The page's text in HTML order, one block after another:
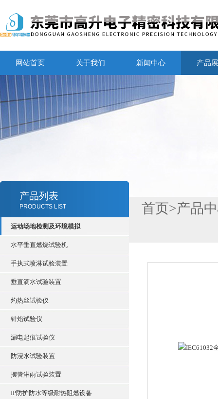
网站首页 关于我们 新闻中心 产品
产品列表
PRODUCTS LIST
运动场地检测及环境模拟
水平垂直燃烧试验机
手执式喷淋试验装置
垂直滴水试验装置
灼热丝试验仪
针焰试验仪
漏电起痕试验仪
防浸水试验装置
摆管淋雨试验装置
IP防护防水等级耐热阻燃设备
首页>产品